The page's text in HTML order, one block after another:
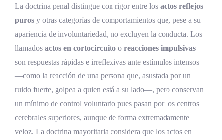
La doctrina penal distingue con rigor entre los actos reflejos
puros y otras categorías de comportamientos que, pese a su
apariencia de involuntariedad, no excluyen la conducta. Los
llamados actos en cortocircuito o reacciones impulsivas
son respuestas rápidas e irreflexivas ante estímulos intensos
—como la reacción de una persona que, asustada por un
ruido fuerte, golpea a quien está a su lado—, pero conservan
un mínimo de control voluntario pues pasan por los centros
cerebrales superiores, aunque de forma extremadamente
veloz. La doctrina mayoritaria considera que los actos en